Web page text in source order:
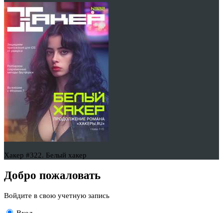
Хакер #322. Белый хакер
Добро пожаловать
Войдите в свою учетную запись